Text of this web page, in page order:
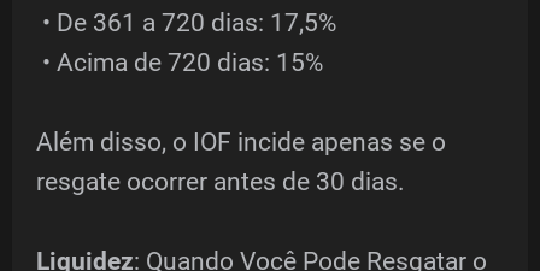
• De 361 a 720 dias: 17,5%
• Acima de 720 dias: 15%
Além disso, o IOF incide apenas se o
resgate ocorrer antes de 30 dias.
Liquidez: Quando Você Pode Resgatar o